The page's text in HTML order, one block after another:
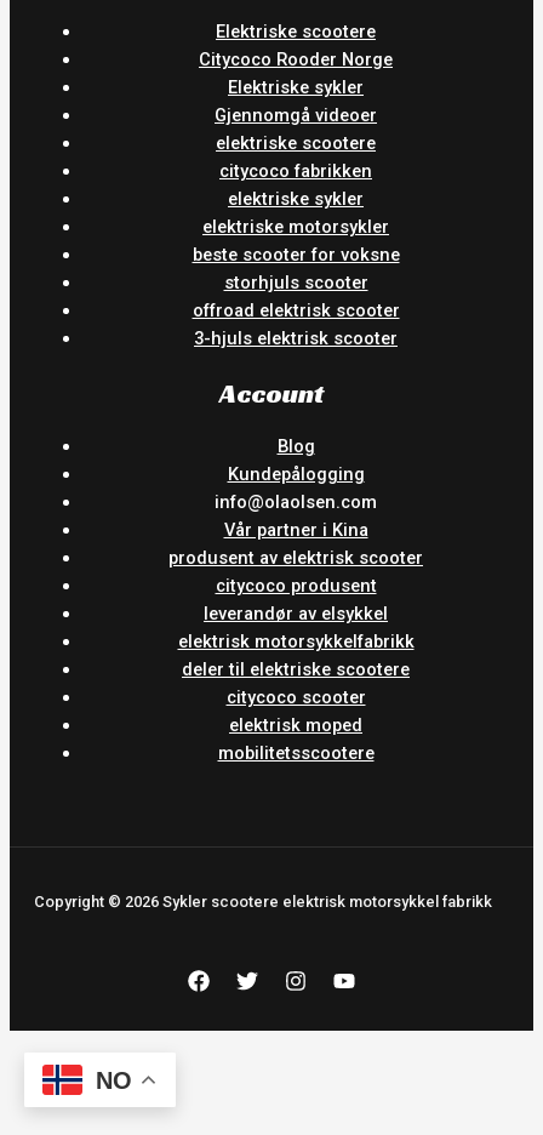
Elektriske scootere
Citycoco Rooder Norge
Elektriske sykler
Gjennomgå videoer
elektriske scootere
citycoco fabrikken
elektriske sykler
elektriske motorsykler
beste scooter for voksne
storhjuls scooter
offroad elektrisk scooter
3-hjuls elektrisk scooter
Account
Blog
Kundepålogging
info@olaolsen.com
Vår partner i Kina
produsent av elektrisk scooter
citycoco produsent
leverandør av elsykkel
elektrisk motorsykkelfabrikk
deler til elektriske scootere
citycoco scooter
elektrisk moped
mobilitetsscootere
Copyright © 2026 Sykler scootere elektrisk motorsykkel fabrikk
NO